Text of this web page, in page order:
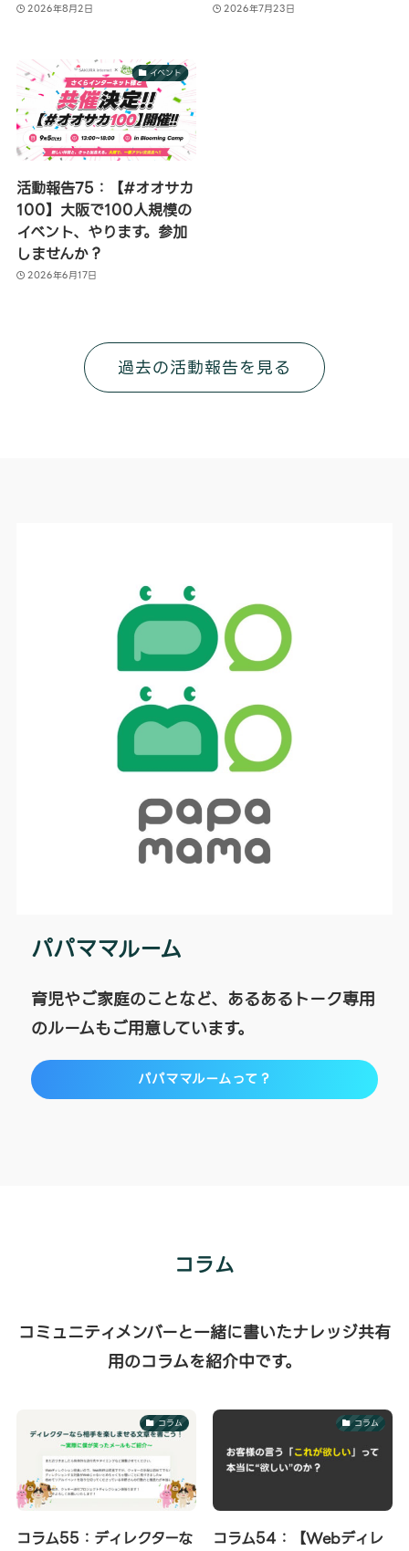
2026年8月2日 2026年7月23日
イベント
活動報告75：【#オオサカ
100】大阪で100人規模の
イベント、やります。参加
しませんか？
2026年6月17日
過去の活動報告を見る
パパママルーム
育児やご家庭のことなど、あるあるトーク専用
のルームもご用意しています。
パパママルームって？
コラム
コミュニティメンバーと一緒に書いたナレッジ共有
用のコラムを紹介中です。
コラム
コラム55：ディレクターな
コラム
コラム54：【Webディレ